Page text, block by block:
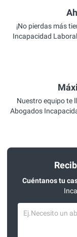
¡No pierdas más
Incapacidad
Nuestro equipo te
Abogados
Cuéntanos tu